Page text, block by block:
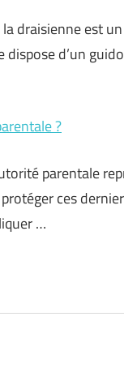
draisienne est
dispose d’un
?
parentale
ces
…